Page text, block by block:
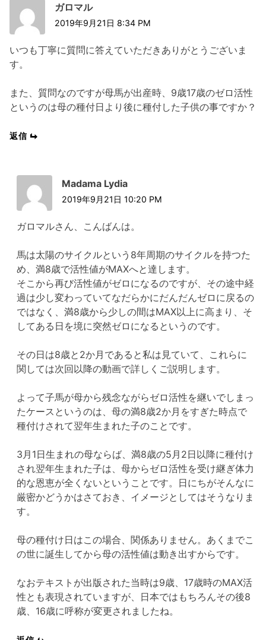
ガロマル
2019年9月21日 8:34 PM
いつも丁寧に質問に答えていただきありがとうございま
す。
また、質問なのですが母馬が出産時、9歳17歳のゼロ活性
というのは母の種付日より後に種付した子供の事ですか？
返信
Madama Lydia
2019年9月21日 10:20 PM
ガロマルさん、こんばんは。
馬は太陽のサイクルという8年周期のサイクルを持つた
め、満8歳で活性値がMAXへと達します。
そこから再び活性値がゼロになるのですが、その途中経
過は少し変わっていてなだらかにだんだんゼロに戻るの
ではなく、満8歳から少しの間はMAX以上に高まり、そ
してある日を境に突然ゼロになるというのです。
その日は8歳と2か月であると私は見ていて、これらに
関しては次回以降の動画で詳しくご説明します。
よって子馬が母から残念ながらゼロ活性を継いでしまっ
たケースというのは、母の満8歳2か月をすぎた時点で
種付けされて翌年生まれた子のことです。
3月1日生まれの母ならば、満8歳の5月2日以降に種付け
され翌年生まれた子は、母からゼロ活性を受け継ぎ体力
的な恩恵が全くないということです。日にちがそんなに
厳密かどうかはさておき、イメージとしてはそうなりま
す。
母の種付け日はこの場合、関係ありません。あくまでこ
の世に誕生してから母の活性値は動き出すからです。
なおテキストが出版された当時は9歳、17歳時のMAX活
性とも表現されていますが、日本ではもちろんその後8
歳、16歳に呼称が変更されましたね。